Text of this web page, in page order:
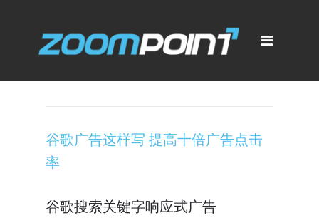
谷歌广告这样写 提高十倍广告点击
率
谷歌搜索关键字响应式广告